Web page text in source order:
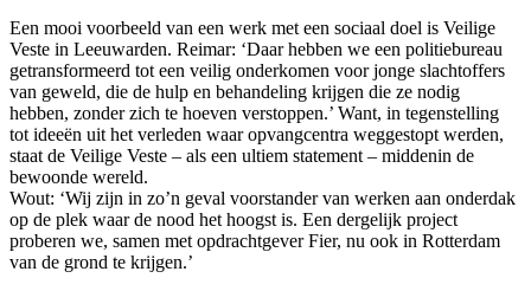
Een mooi voorbeeld van een werk met een sociaal doel is Veilige
Veste in Leeuwarden. Reimar: ‘Daar hebben we een politiebureau
getransformeerd tot een veilig onderkomen voor jonge slachtoffers
van geweld, die de hulp en behandeling krijgen die ze nodig
hebben, zonder zich te hoeven verstoppen.’ Want, in tegenstelling
tot ideeën uit het verleden waar opvangcentra weggestopt werden,
staat de Veilige Veste – als een ultiem statement – middenin de
bewoonde wereld.
Wout: ‘Wij zijn in zo’n geval voorstander van werken aan onderdak
op de plek waar de nood het hoogst is. Een dergelijk project
proberen we, samen met opdrachtgever Fier, nu ook in Rotterdam
van de grond te krijgen.’